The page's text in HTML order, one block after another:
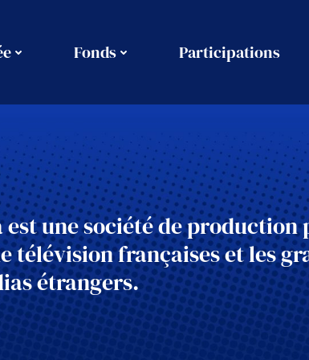
Fonds Participations
est une société de production
télévision françaises et les
étrangers.